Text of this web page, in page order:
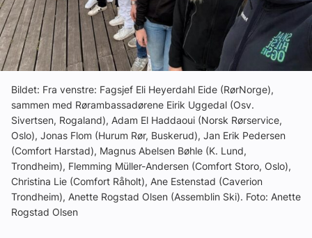
Tips oss
eBlad
Bildet: Fra venstre: Fagsjef Eli Heyerdahl Eide (RørNorge),
sammen med Rørambassadørene Eirik Uggedal (Osv.
Sivertsen, Rogaland), Adam El Haddaoui (Norsk Rørservice,
Oslo), Jonas Flom (Hurum Rør, Buskerud), Jan Erik Pedersen
(Comfort Harstad), Magnus Abelsen Bøhle (K. Lund,
Trondheim), Flemming Müller-Andersen (Comfort Storo, Oslo),
Christina Lie (Comfort Råholt), Ane Estenstad (Caverion
Trondheim), Anette Rogstad Olsen (Assemblin Ski). Foto: Anette
Rogstad Olsen